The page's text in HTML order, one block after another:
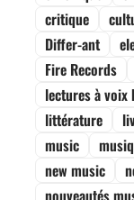
critique
Differ-ant
Fire Records
lectures à voix
littérature
music
new music